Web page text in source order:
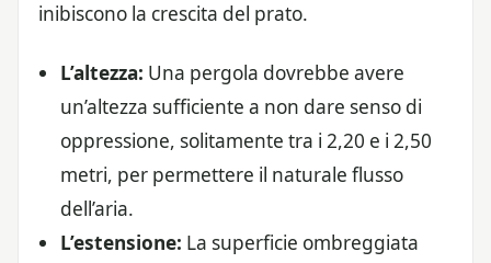
inibiscono la crescita del prato.
L’altezza: Una pergola dovrebbe avere
un’altezza sufficiente a non dare senso di
oppressione, solitamente tra i 2,20 e i 2,50
metri, per permettere il naturale flusso
dell’aria.
L’estensione: La superficie ombreggiata